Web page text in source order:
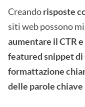
Creandorisposte
siti web possono
aumentare il CTR
featured snippet di
formattazione
delle parole chiave